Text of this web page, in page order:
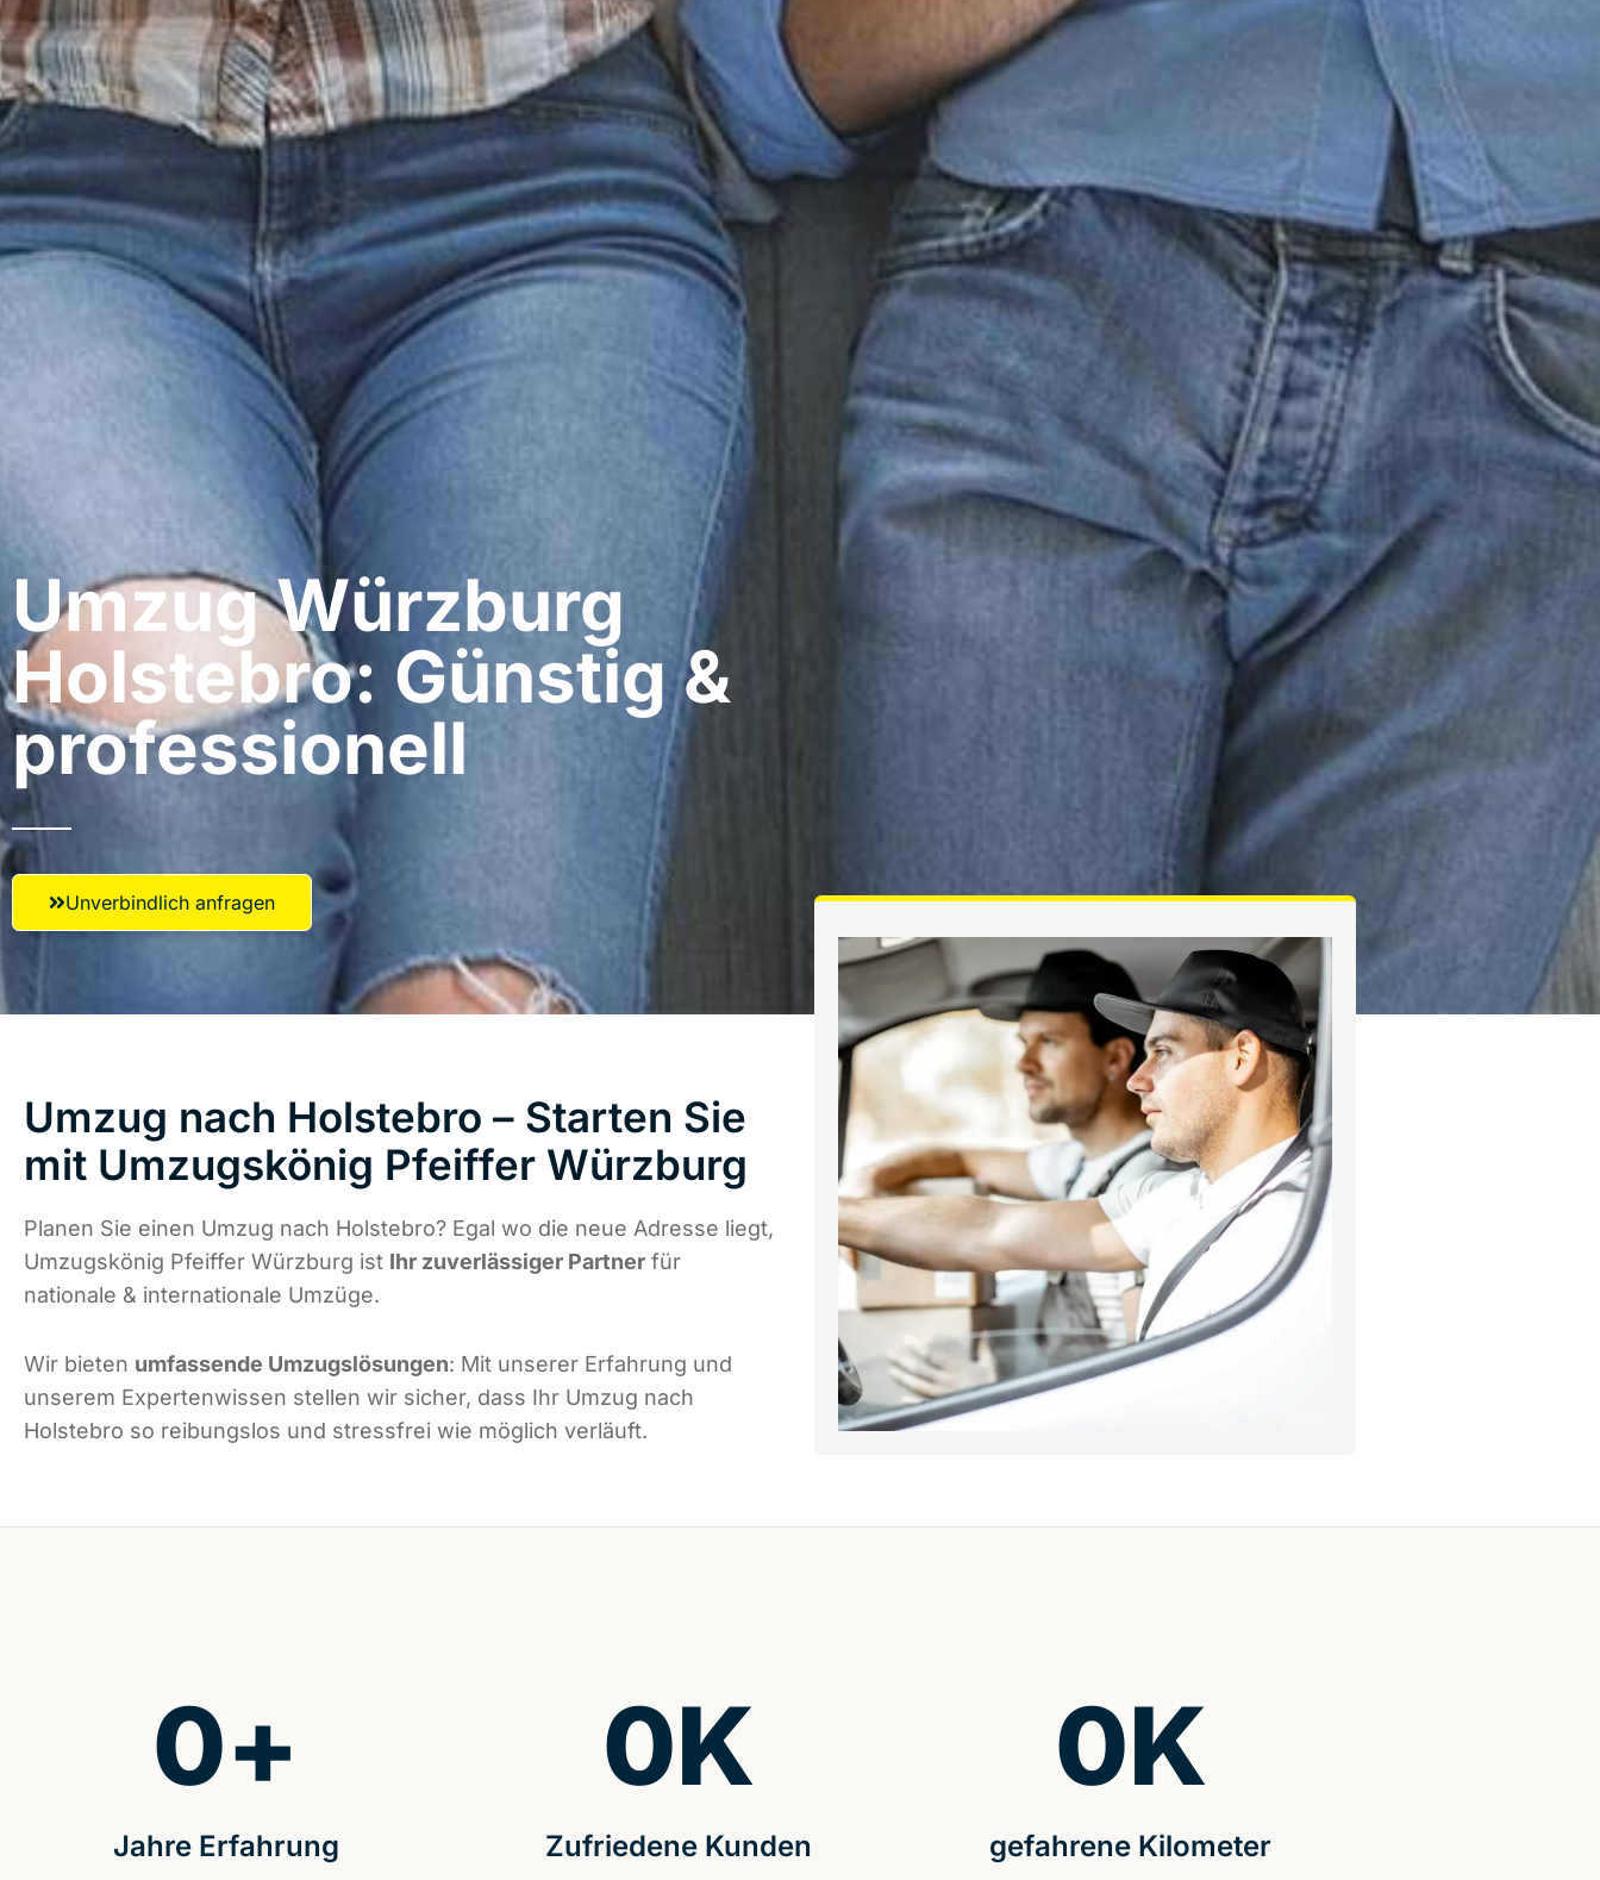
Umzug Würzburg​
Holstebro: Günstig &
professionell​
Unverbindlich anfragen
Umzug nach Holstebro – Starten Sie
mit Umzugskönig Pfeiffer Würzburg
Planen Sie einen Umzug nach Holstebro? Egal wo die neue Adresse liegt,
Umzugskönig Pfeiffer Würzburg ist Ihr zuverlässiger Partner für
nationale & internationale Umzüge.
Wir bieten umfassende Umzugslösungen: Mit unserer Erfahrung und
unserem Expertenwissen stellen wir sicher, dass Ihr Umzug nach
Holstebro so reibungslos und stressfrei wie möglich verläuft.
Jahre Erfahrung
0+
Zufriedene Kunden
0K
gefahrene Kilometer
0K